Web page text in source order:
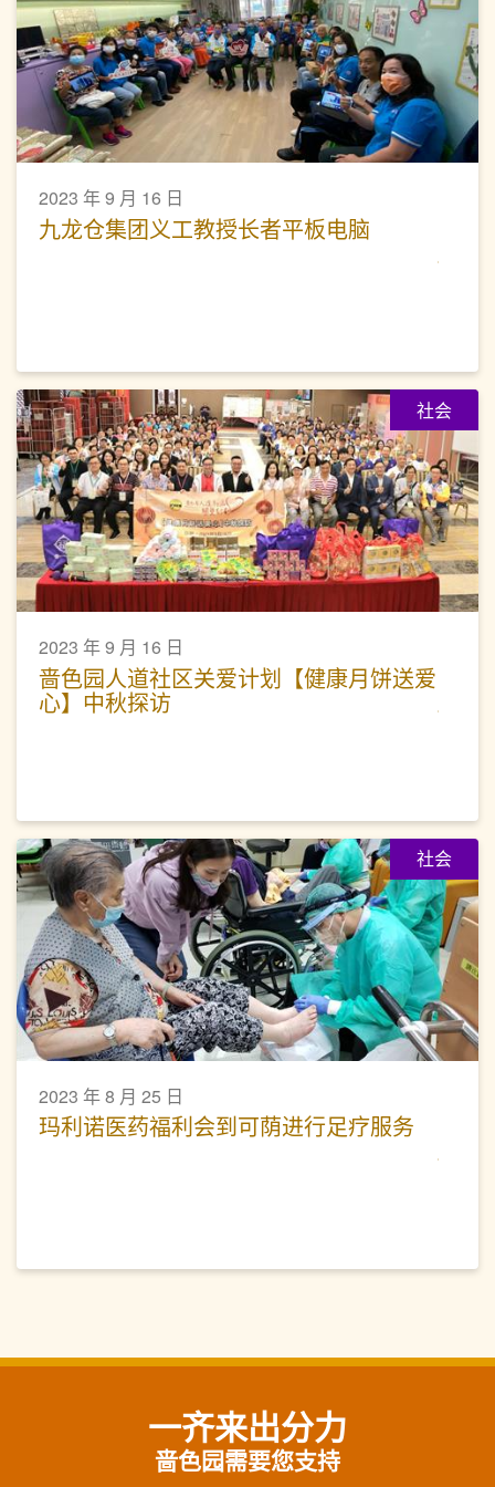
2023 年 9 月 16 日
九龙仓集团义工教授长者平板电脑
社会
2023 年 9 月 16 日
啬色园人道社区关爱计划【健康月饼送爱
心】中秋探访
社会
2023 年 8 月 25 日
玛利诺医药福利会到可荫进行足疗服务
一齐来出分力
啬色园需要您支持